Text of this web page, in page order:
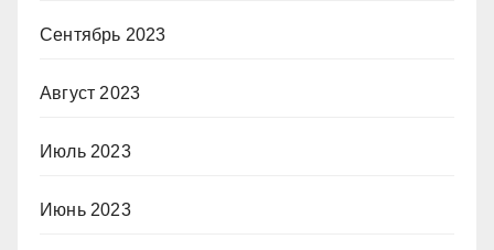
Сентябрь 2023
Август 2023
Июль 2023
Июнь 2023